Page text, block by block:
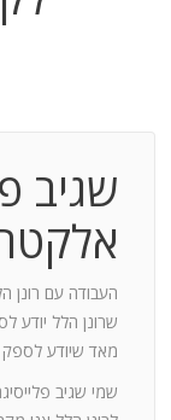
שגיב
העבודה עם רונן
שרונן הלל יודע
מאד שיודע לספק
שמי שגיב